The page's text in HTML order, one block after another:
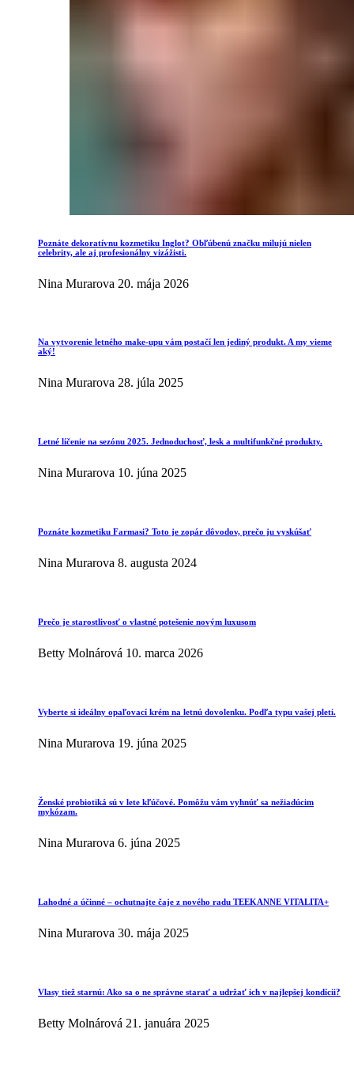
Poznáte dekoratívnu kozmetiku Inglot? Obľúbenú značku milujú nielen
celebrity, ale aj profesionálny vizážisti.
Nina Murarova 20. mája 2026
Na vytvorenie letného make-upu vám postačí len jediný produkt. A my vieme
aký!
Nina Murarova 28. júla 2025
Letné líčenie na sezónu 2025. Jednoduchosť, lesk a multifunkčné produkty.
Nina Murarova 10. júna 2025
Poznáte kozmetiku Farmasi? Toto je zopár dôvodov, prečo ju vyskúšať
Nina Murarova 8. augusta 2024
Prečo je starostlivosť o vlastné potešenie novým luxusom
Betty Molnárová 10. marca 2026
Vyberte si ideálny opaľovací krém na letnú dovolenku. Podľa typu vašej pleti.
Nina Murarova 19. júna 2025
Ženské probiotiká sú v lete kľúčové. Pomôžu vám vyhnúť sa nežiadúcim
mykózam.
Nina Murarova 6. júna 2025
Lahodné a účinné – ochutnajte čaje z nového radu TEEKANNE VITALITA+
Nina Murarova 30. mája 2025
Vlasy tiež starnú: Ako sa o ne správne starať a udržať ich v najlepšej kondícii?
Betty Molnárová 21. januára 2025